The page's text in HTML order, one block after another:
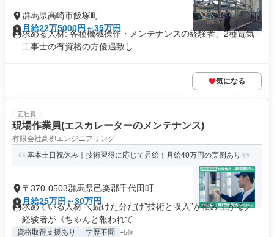
群馬県高崎市飯塚町
月給22万5000円～35万円
求める人材: 各種機械操作・メンテナンスの経験者、2種電気
工事士の有資格の方優遇致し...
気になる
正社員
現場作業員(エスカレーターのメンテナンス)
有限会社高栁エンジニアリング
基本土日祝休み｜技術習得に応じて昇給！月給40万円の実例あり
〒370-0503群馬県邑楽郡千代田町
月給25万円～30万円
求めている人材 ＼続けた分だけ”技術と収入”が積み上がる／
経験者が《ちゃんと報われて...
資格取得支援あり 学歴不問 +5個